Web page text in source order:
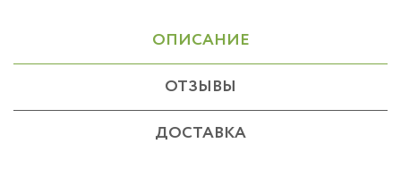
ОПИСАНИЕ
ОТЗЫВЫ
ДОСТАВКА